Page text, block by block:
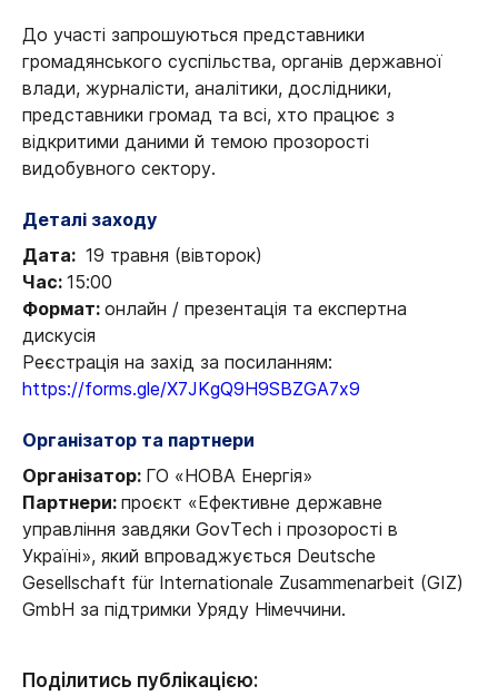
До участі запрошуються представники
громадянського суспільства, органів державної
влади, журналісти, аналітики, дослідники,
представники громад та всі, хто працює з
відкритими даними й темою прозорості
видобувного сектору.
Деталі заходу
Дата: 19 травня (вівторок)
Час: 15:00
Формат: онлайн / презентація та експертна
дискусія
Реєстрація на захід за посиланням:
https://forms.gle/X7JKgQ9H9SBZGA7x9
Організатор та партнери
Організатор: ГО «НОВА Енергія»
Партнери: проєкт «Ефективне державне
управління завдяки GovTech і прозорості в
Україні», який впроваджується Deutsche
Gesellschaft für Internationale Zusammenarbeit (GIZ)
GmbH за підтримки Уряду Німеччини.
Поділитись публікацією: